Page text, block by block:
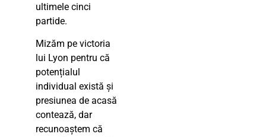
ultimele cinci
partide.
Mizăm pe victoria
lui Lyon pentru că
potențialul
individual există și
presiunea de acasă
contează, dar
recunoaștem că